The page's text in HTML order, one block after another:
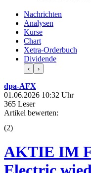
Nachrichten
Analysen
Kurse
Chart
Xetra-Orderbuch
Dividende
‹ ›
dpa-AFX
01.06.2026 10:32 Uhr
365 Leser
Artikel bewerten:
(2)
AKTIE IM